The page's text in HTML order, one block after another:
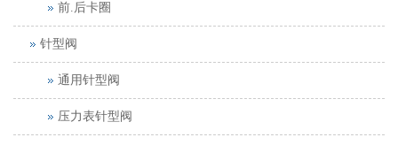
前.后卡圈
针型阀
通用针型阀
压力表针型阀